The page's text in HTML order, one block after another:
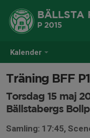
Kalender
BÄLLSTA
P 2015
Träning BFF
Torsdag 15 maj
Bällstabergs
Samling: 17:45,